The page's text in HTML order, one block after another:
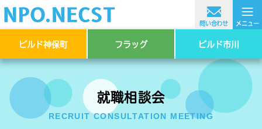
≡
メニュー
問い合わせ
ビルド神保町 フラッグ ビルド市川
就職相談会
RECRUIT CONSULTATION MEETING